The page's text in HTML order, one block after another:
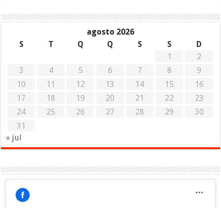
agosto 2026
S
T Q Q S S
D
1
2
3
4 5 6 7 8
9
10
11 12 13 14 15
16
17
18 19 20 21 22
23
24
25 26 27 28 29
30
31
« jul